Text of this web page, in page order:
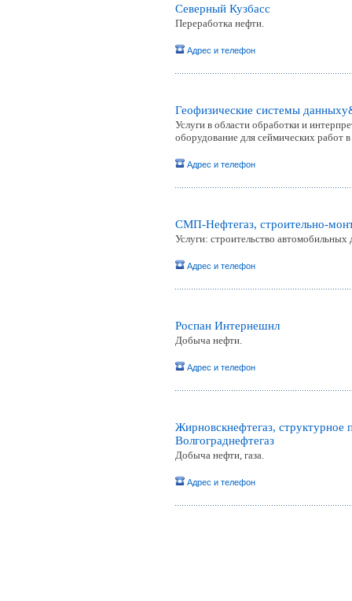
Северный Кузбасс
Переработка нефти.
Адрес и телефон
Геофизические системы
Услуги в области обработки и
оборудование для сеймических работ
Адрес и телефон
СМП-Нефтегаз, строительно-
Услуги: строительство
Адрес и телефон
Роспан Интернешнл
Добыча нефти.
Адрес и телефон
Жирновскнефтегаз,
Волгограднефтегаз
Добыча нефти, газа.
Адрес и телефон